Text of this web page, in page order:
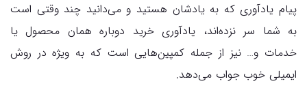
پیام یادآوری که به یادشان هستید و می‌دانید چند وقتی است
به شما سر نزده‌اند، یادآوری خرید دوباره همان محصول یا
خدمات و… نیز از جمله کمپین‌هایی است که به ویژه در روش
ایمیلی خوب جواب می‌دهد.